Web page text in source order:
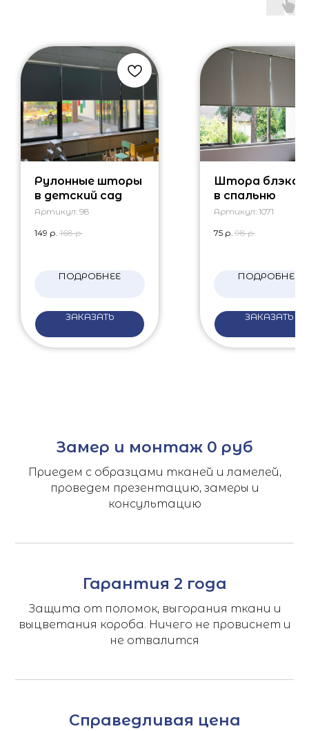
Рулонные шторы
в детский сад
Артикул: 98
149 р. 168 р.
ПОДРОБНЕЕ
ЗАКАЗАТЬ
Штора
в спальню
Артикул: 1071
75 р. 98 р.
ПОДРОБНЕЕ
ЗАКАЗАТЬ
Замер и монтаж 0 руб
Приедем с образцами тканей и ламелей,
проведем презентацию, замеры и
консультацию
Гарантия 2 года
Защита от поломок, выгорания ткани и
выцветания короба. Ничего не провиснет и
не отвалится
Справедливая цена